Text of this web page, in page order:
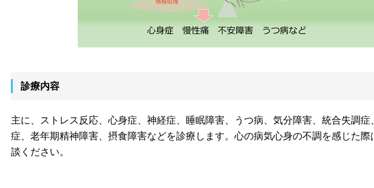
診療内容
主に、ストレス反応、心身症、神経症、睡眠障害、うつ病、気分障害、統合失調症
症、老年期精神障害、摂食障害などを診療します。心の病気心身の不調を感じた際
談ください。